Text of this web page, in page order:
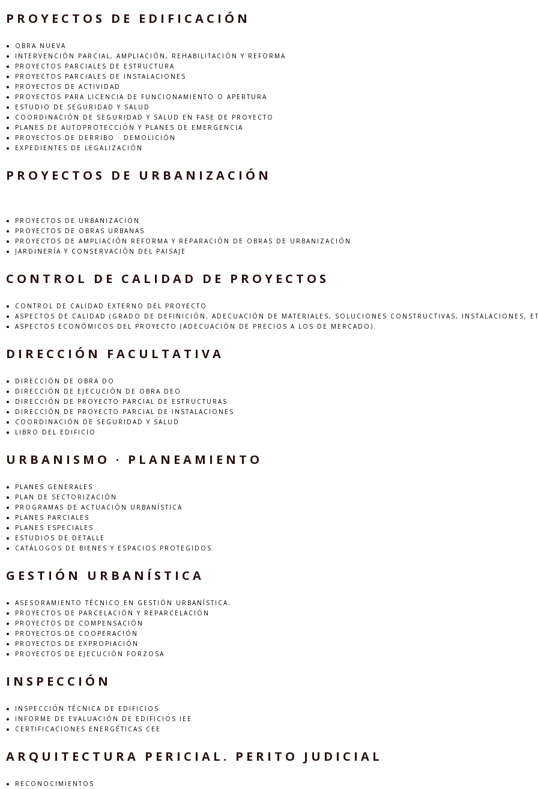
PROYECTOS DE EDIFICACIÓN
OBRA NUEVA
INTERVENCIÓN PARCIAL, AMPLIACIÓN, REHABILITACIÓN Y REFORMA
PROYECTOS PARCIALES DE ESTRUCTURA
PROYECTOS PARCIALES DE INSTALACIONES
PROYECTOS DE ACTIVIDAD
PROYECTOS PARA LICENCIA DE FUNCIONAMIENTO O APERTURA
ESTUDIO DE SEGURIDAD Y SALUD
COORDINACIÓN DE SEGURIDAD Y SALUD EN FASE DE PROYECTO
PLANES DE AUTOPROTECCIÓN Y PLANES DE EMERGENCIA
PROYECTOS DE DERRIBO · DEMOLICIÓN
EXPEDIENTES DE LEGALIZACIÓN
PROYECTOS DE URBANIZACIÓN
PROYECTOS DE URBANIZACIÓN
PROYECTOS DE OBRAS URBANAS
PROYECTOS DE AMPLIACIÓN REFORMA Y REPARACIÓN DE OBRAS DE URBANIZACIÓN
JARDINERÍA Y CONSERVACIÓN DEL PAISAJE
CONTROL DE CALIDAD DE PROYECTOS
CONTROL DE CALIDAD EXTERNO DEL PROYECTO
ASPECTOS DE CALIDAD (GRADO DE DEFINICIÓN, ADECUACIÓN DE MATERIALES, SOLUCIONES CONSTRUCTIVAS, INSTALACIONES,
ASPECTOS ECONÓMICOS DEL PROYECTO (ADECUACIÓN DE PRECIOS A LOS DE MERCADO).
DIRECCIÓN FACULTATIVA
DIRECCIÓN DE OBRA DO
DIRECCIÓN DE EJECUCIÓN DE OBRA DEO
DIRECCIÓN DE PROYECTO PARCIAL DE ESTRUCTURAS
DIRECCIÓN DE PROYECTO PARCIAL DE INSTALACIONES
COORDINACIÓN DE SEGURIDAD Y SALUD
LIBRO DEL EDIFICIO
URBANISMO · PLANEAMIENTO
PLANES GENERALES
PLAN DE SECTORIZACIÓN
PROGRAMAS DE ACTUACIÓN URBANÍSTICA
PLANES PARCIALES
PLANES ESPECIALES
ESTUDIOS DE DETALLE
CATÁLOGOS DE BIENES Y ESPACIOS PROTEGIDOS.
GESTIÓN URBANÍSTICA
ASESORAMIENTO TÉCNICO EN GESTIÓN URBANÍSTICA.
PROYECTOS DE PARCELACIÓN Y REPARCELACIÓN
PROYECTOS DE COMPENSACIÓN
PROYECTOS DE COOPERACIÓN
PROYECTOS DE EXPROPIACIÓN
PROYECTOS DE EJECUCIÓN FORZOSA
INSPECCIÓN
INSPECCIÓN TÉCNICA DE EDIFICIOS
INFORME DE EVALUACIÓN DE EDIFICIOS IEE
CERTIFICACIONES ENERGÉTICAS CEE
ARQUITECTURA PERICIAL. PERITO JUDICIAL
RECONOCIMIENTOS